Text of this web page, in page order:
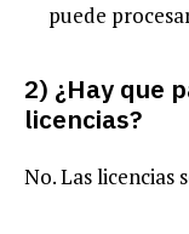
puede
2) ¿Hay que
licencias?
No. Las licencias